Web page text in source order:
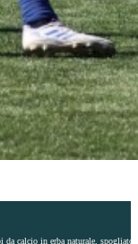
calcio in erba naturale,